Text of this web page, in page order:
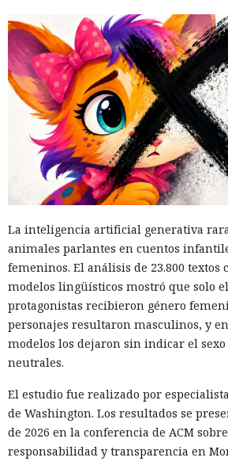
La inteligencia artificial generativa
animales parlantes en cuentos
femeninos. El análisis de 23.800 textos
modelos lingüísticos mostró que solo
protagonistas recibieron género
personajes resultaron masculinos, y
modelos los dejaron sin indicar el
neutrales.
El estudio fue realizado por
de Washington. Los resultados se
de 2026 en la conferencia de ACM
responsabilidad y transparencia en